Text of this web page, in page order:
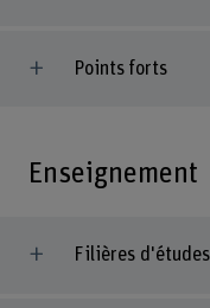
Points forts
Enseignement
Filières d'études